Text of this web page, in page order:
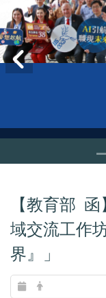
【教育部
域交流工作
界』」